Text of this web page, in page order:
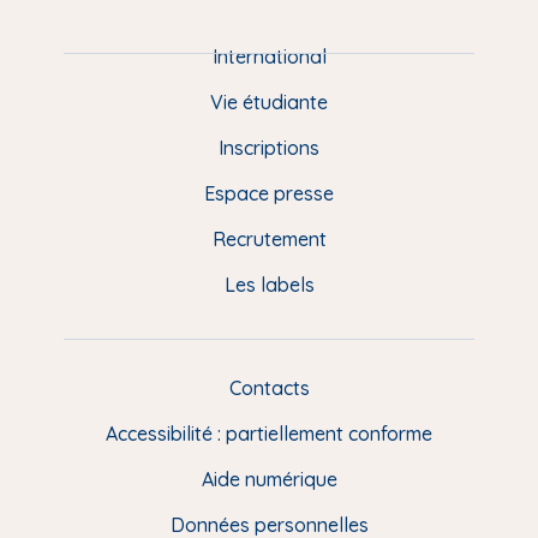
e
e
International
Vie étudiante
Inscriptions
Espace presse
Recrutement
Les labels
L
e
n
Contacts
Accessibilité : partiellement conforme
Aide numérique
Données personnelles